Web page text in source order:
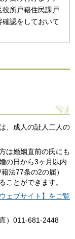
所戸籍住民課戸
認をしておいて
、成人の証人二人の
は婚姻直前の氏にも
の日から3ヶ月以内
法77条の2の届）
ことができます。
ウェブサイト】をご覧
）011-681-2448